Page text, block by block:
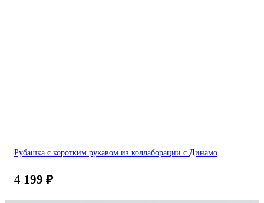
Рубашка с коротким рукавом из коллаборации с Динамо
4 199 ₽